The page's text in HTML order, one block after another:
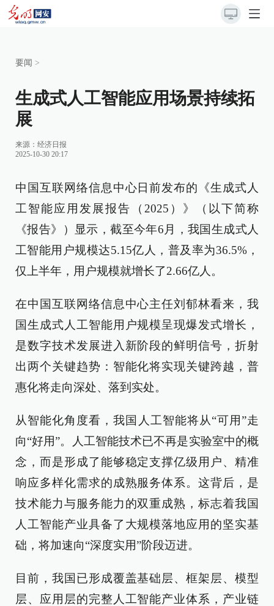
要闻 >
生成式人工智能应用场景持续拓
展
来源： 经济日报
2025-10-30 20:17
中国互联网络信息中心日前发布的《生成式人
工智能应用发展报告（2025）》（以下简称
《报告》）显示，截至今年6月，我国生成式人
工智能用户规模达5.15亿人，普及率为36.5%，
仅上半年，用户规模就增长了2.66亿人。
在中国互联网络信息中心主任刘郁林看来，我
国生成式人工智能用户规模呈现爆发式增长，
是数字技术发展进入新阶段的鲜明信号，折射
出两个关键趋势：智能化将实现关键跨越，普
惠化将走向深处、落到实处。
从智能化角度看，我国人工智能将从“可用”走
向“好用”。人工智能技术已不再是实验室中的概
念，而是形成了能够稳定支撑亿级用户、精准
响应多样化需求的成熟服务体系。这背后，是
技术能力与服务能力的双重成熟，标志着我国
人工智能产业具备了大规模落地应用的坚实基
础，将加速向“深度实用”阶段迈进。
目前，我国已形成覆盖基础层、框架层、模型
层、应用层的完整人工智能产业体系，产业链